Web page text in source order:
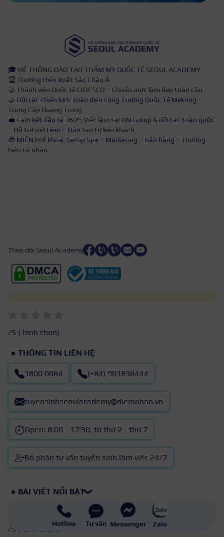
🎓 HỆ THỐNG ĐÀO TẠO THẨM MỸ QUỐC TẾ SEOUL ACADEMY
🏆 Thương Hiệu Xuất Sắc Châu Á
🤝 Thành viên Quốc tế CIDESCO – Chuẩn mực làm đẹp toàn cầu
🤝 Đối tác chiến lược toàn diện cùng Trường Quốc Tế Mekong –
Trung Cấp Quang Trung
💼 Cam kết đầu ra 360°: Việc làm tại DN Group & đối tác toàn quốc
– Hỗ trợ mở tiệm – Đào tạo tự kéo khách
🎁 MIỄN PHÍ khóa: Setup Spa – Marketing – Bán hàng – Thương
hiệu cá nhân
Theo dõi Seoul Academy
/5 ( bình chọn)
THÔNG TIN LIÊN HỆ
1800 0084 (+84) 901898444
tuyensinhseoulacademy@diemnhan.vn
Open: 8:00 - 17:30, từ thứ 2 - thứ 7
Bộ phận tư vấn tuyển sinh làm việc 24/7
BÀI VIẾT NỔI BẬT❯
/5 ( bình chọn)
Hotline Tư vấn Messenger Zalo